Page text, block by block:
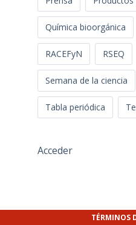
Química bioorgánica
RACEFyN RSEQ
Semana de la ciencia
Tabla periódica
Acceder
TÉRMINOS